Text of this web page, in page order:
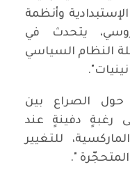
وأنظمة
يتحدث في
النظام السياسي
حول الصراع بين
رغبةٍ دفينةٍ عند
للتغيير
".